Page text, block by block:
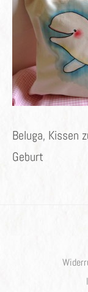
Beluga, Kissen
Geburt